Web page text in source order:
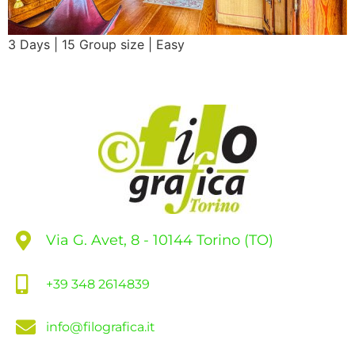
3 Days | 15 Group size | Easy
Via G. Avet, 8 - 10144 Torino (TO)
+39 348 2614839
info@filografica.it